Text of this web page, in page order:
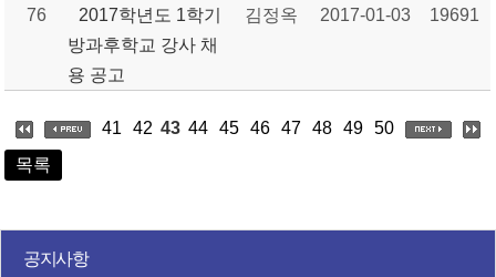
76
2017학년도 1학기
방과후학교 강사 채
용 공고
김정옥 2017-01-03 19691
41 42 43 44 45 46 47 48 49 50
목록
공지사항